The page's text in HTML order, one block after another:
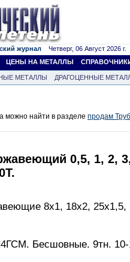
журнал Четверг, 06 Август 2026 г.
ЦЕНЫ НА МЕТАЛЛЫ
МЕТАЛЛЫ
ДРАГОЦЕННЫЕ
можно найти в разделе продам
0,5, 1, 2,
8х1, 18х2, 25х1,5,
Бесшовные. 9тн. 10-